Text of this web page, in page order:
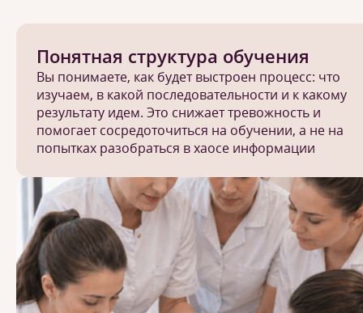
Понятная структура обучения
Вы понимаете, как будет выстроен процесс: что
изучаем, в какой последовательности и к какому
результату идем. Это снижает тревожность и
помогает сосредоточиться на обучении, а не на
попытках разобраться в хаосе информации